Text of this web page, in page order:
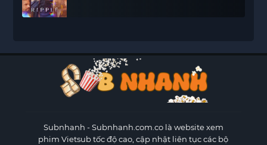
Subnhanh - Subnhanh.com.co là website xem
phim Vietsub tốc độ cao, cập nhật liên tục các bộ